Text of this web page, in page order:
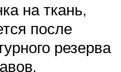
на ткань,
после
резерва